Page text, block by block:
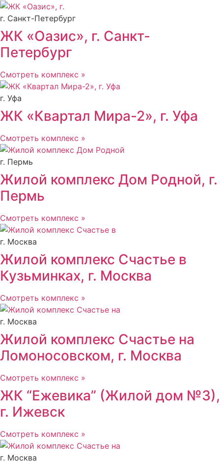
г. Санкт-Петербург
ЖК «Оазис», г. Санкт-
Петербург
Смотреть комплекс »
г. Уфа
ЖК «Квартал Мира-2», г. Уфа
Смотреть комплекс »
г. Пермь
Жилой комплекс Дом Родной, г.
Пермь
Смотреть комплекс »
г. Москва
Жилой комплекс Счастье в
Кузьминках, г. Москва
Смотреть комплекс »
г. Москва
Жилой комплекс Счастье на
Ломоносовском, г. Москва
Смотреть комплекс »
ЖК “Ежевика” (Жилой дом №3),
г. Ижевск
Смотреть комплекс »
г. Москва